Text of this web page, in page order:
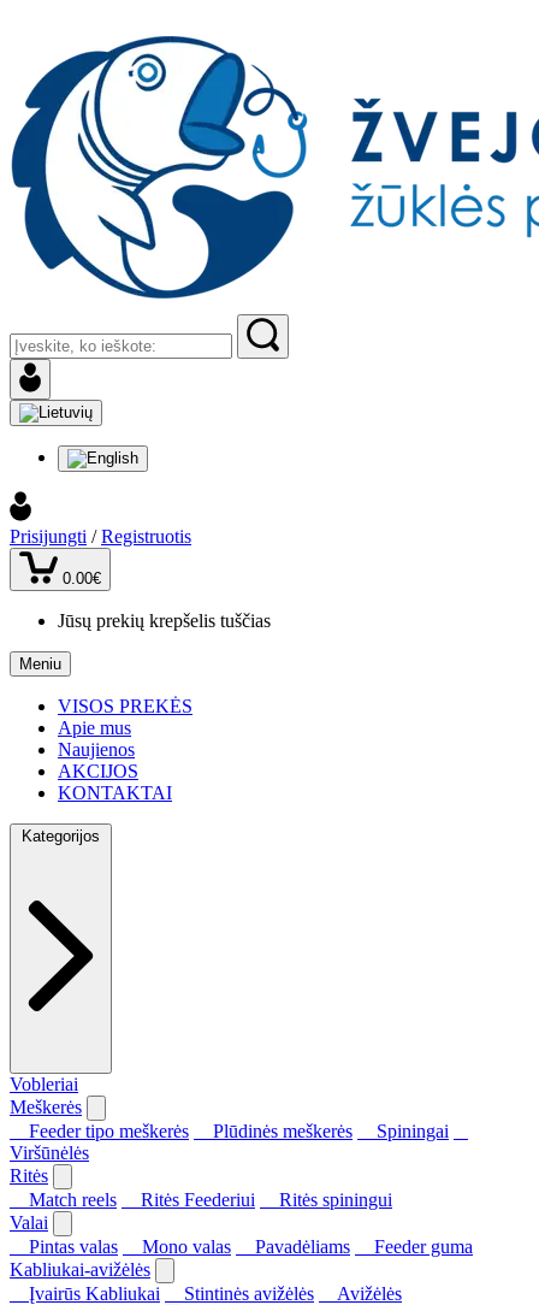
Prisijungti / Registruotis
0.00€
Jūsų prekių krepšelis tuščias
Meniu
VISOS PREKĖS
Apie mus
Naujienos
AKCIJOS
KONTAKTAI
Kategorijos
Vobleriai
Meškerės
Feeder tipo meškerės
Plūdinės meškerės
Spiningai
Viršūnėlės
Ritės
Match reels
Ritės Feederiui
Ritės spiningui
Valai
Pintas valas
Mono valas Pavadėliams
Feeder guma
Kabliukai-avižėlės
Įvairūs Kabliukai
Stintinės avižėlės
Avižėlės